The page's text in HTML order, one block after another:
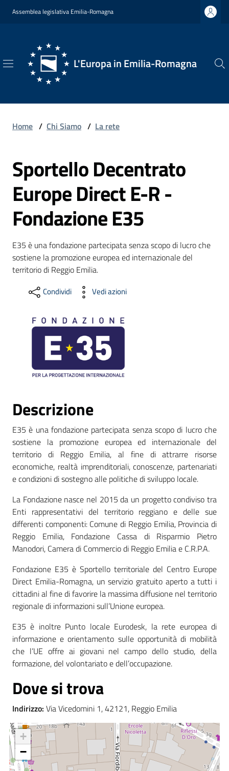
Vai al contenuto
Vai alla navigazione
Vai al footer
Assemblea legislativa Emilia-Romagna
L'Europa in Emilia-Romagna
L'Europa
Romagna
Chi
Siamo
Opportunità
Formazione
Partecipazione
Approfondimenti
Contatti
Seguici
su
Home / Chi Siamo / La rete
Sportello Decentrato
Europe Direct E-R -
Fondazione E35
E35 è una fondazione partecipata senza scopo di lucro che
sostiene la promozione europea ed internazionale del
territorio di Reggio Emilia.
Condividi Vedi azioni
Descrizione
E35 è una fondazione partecipata senza scopo di lucro che
sostiene la promozione europea ed internazionale del
territorio di Reggio Emilia, al fine di attrarre risorse
economiche, realtà imprenditoriali, conoscenze, partenariati
e condizioni di sostegno alle politiche di sviluppo locale.
La Fondazione nasce nel 2015 da un progetto condiviso tra
Enti rappresentativi del territorio reggiano e delle sue
differenti componenti: Comune di Reggio Emilia, Provincia di
Reggio Emilia, Fondazione Cassa di Risparmio Pietro
Manodori, Camera di Commercio di Reggio Emilia e C.R.P.A.
Fondazione E35 è Sportello territoriale del Centro Europe
Direct Emilia-Romagna, un servizio gratuito aperto a tutti i
cittadini al fine di favorire la massima diffusione nel territorio
regionale di informazioni sull’Unione europea.
E35 è inoltre Punto locale Eurodesk, la rete europea di
informazione e orientamento sulle opportunità di mobilità
che l’UE offre ai giovani nel campo dello studio, della
formazione, del volontariato e dell’occupazione.
Dove si trova
Indirizzo: Via Vicedomini 1, 42121, Reggio Emilia
+
−